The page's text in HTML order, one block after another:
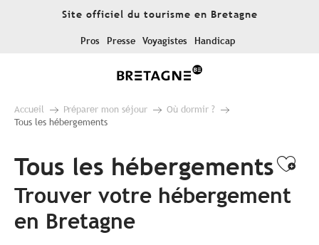
Site officiel du tourisme en Bretagne
Pros Presse Voyagistes Handicap
Accueil Préparer mon séjour
Où dormir ?
Tous les hébergements
Tous les hébergements
Trouver votre hébergement
en Bretagne